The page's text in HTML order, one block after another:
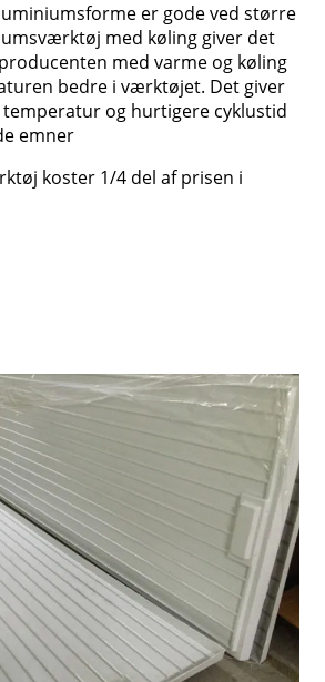
er gode ved større
med køling giver det
med varme og køling
bedre i værktøjet. Det giver
og hurtigere cyklustid
emner
koster 1/4 del af prisen i